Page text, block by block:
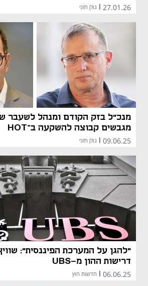
27.01.26 גולן חזני
מנכ"ל בזק הקודם ומנהל לשעבר
מגבשים קבוצה להשקעה ב־HOT
09.06.25 גולן חזני
"להגן על המערכת הפיננסית":
דרישות ההון מ-UBS
06.06.25 חדשות חוץ